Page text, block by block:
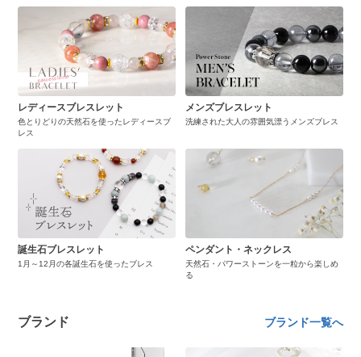
レディースブレスレット
色とりどりの天然石を使ったレディースブ
レス
メンズブレスレット
洗練された大人の雰囲気漂うメンズブレス
誕生石ブレスレット
1月～12月の各誕生石を使ったブレス
ペンダント・ネックレス
天然石・パワーストーンを一粒から楽しめ
る
ブランド ブランド一覧へ